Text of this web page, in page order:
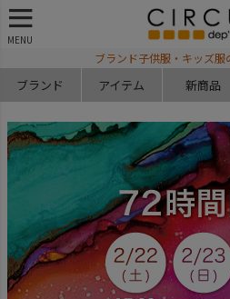
MENU
ブランド子供服・キッズ服
ブランド アイテム 新商品